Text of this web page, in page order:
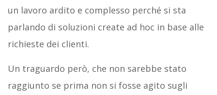
un lavoro ardito e complesso perché si sta
parlando di soluzioni create ad hoc in base alle
richieste dei clienti.
Un traguardo però, che non sarebbe stato
raggiunto se prima non si fosse agito sugli